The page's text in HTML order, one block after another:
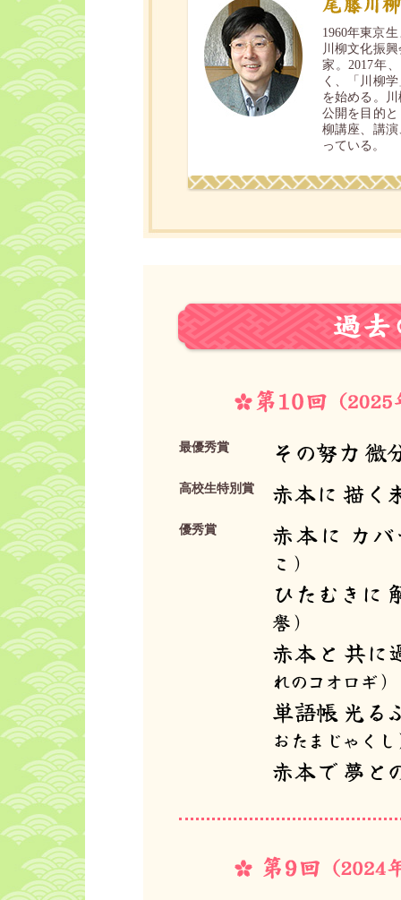
1960年東京
川柳文化振
家。2017年
く、「川柳
を始める。
公開を目的
柳講座、講
っている。
最優秀賞 その努力 微
高校生特別賞 赤本に 描く
優秀賞 赤本に カ
こ）
ひたむきに
譽）
赤本と 共に
れのコオロギ）
単語帳 光る
おたまじゃくし
赤本で 夢と